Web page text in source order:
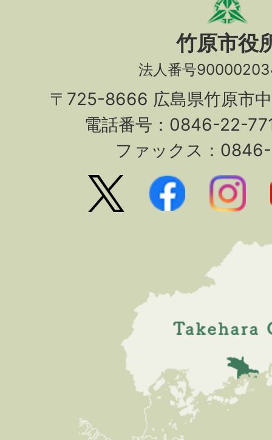
竹原市役
法人番号
〒725-8666 広島県竹原市
電話番号：0846-22-
ファックス：